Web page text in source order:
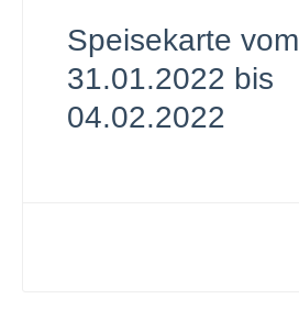
Speisekarte vom
31.01.2022 bis
04.02.2022